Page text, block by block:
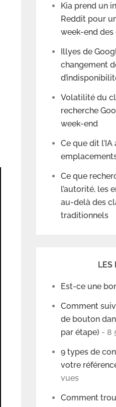
Kia prend un
Reddit pour
week-end
Illyes de
changement
Volatilité du
recherche
week-end
Ce que dit
Ce que
l’autorité, les
au-delà des
traditionnels
LES
Est-ce une
Comment
de bouton
par étape) - 8
9 types de
votre
vues
Comment